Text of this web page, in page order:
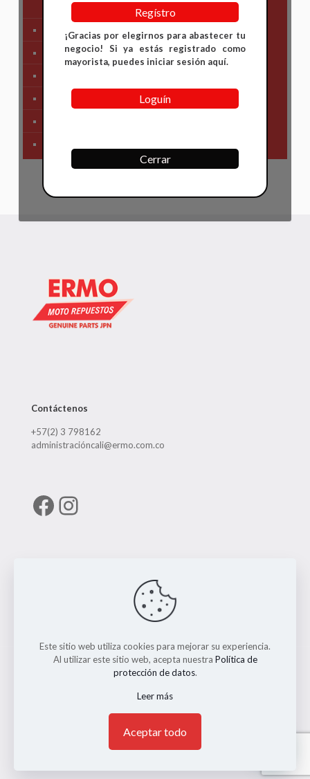
Yamaha
Tren Delantero
Partes de Motor
Contáctenos
+57(2) 3 798162
administracióncali@ermo.com.co
Facebook
Instagram
© 2026 ERMO MOTO REPUESTOS. Todos los Derechos
Reservados. || Implementado porAndrés Escobar
Regístro
¡Gracias por elegirnos para abastecer tu
negocio! Si ya estás registrado como
mayorista, puedes iniciar sesión aquí.
Loguín
Cerrar
Este sitio web utiliza cookies para mejorar su experiencia.
Al utilizar este sitio web, acepta nuestra Política de
protección de datos.
Leer más
Aceptar todo